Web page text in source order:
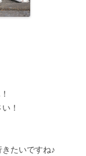
！
たいですね♪